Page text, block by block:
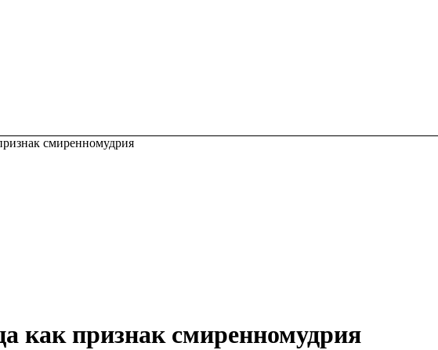
смиренномудрия
как признак смиренномудрия